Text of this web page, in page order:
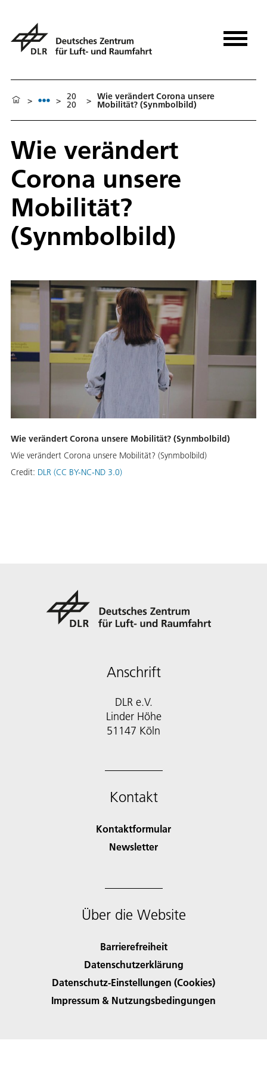
> > 20
20 > Wie verändert Corona unsere
Mobilität? (Synmbolbild)
Wie verändert
Corona unsere
Mobilität?
(Synmbolbild)
Wie verändert Corona unsere Mobilität? (Synmbolbild)
Wie verändert Corona unsere Mobilität? (Synmbolbild)
Credit: DLR (CC BY-NC-ND 3.0)
Anschrift
DLR e.V.
Linder Höhe
51147 Köln
Kontakt
Kontaktformular
Newsletter
Über die Website
Barrierefreiheit
Datenschutzerklärung
Datenschutz-Einstellungen (Cookies)
Impressum & Nutzungsbedingungen